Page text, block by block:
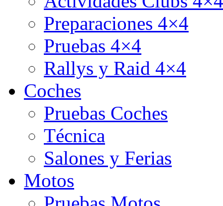
Preparaciones 4×4
Pruebas 4×4
Rallys y Raid 4×4
Coches
Pruebas Coches
Técnica
Salones y Ferias
Motos